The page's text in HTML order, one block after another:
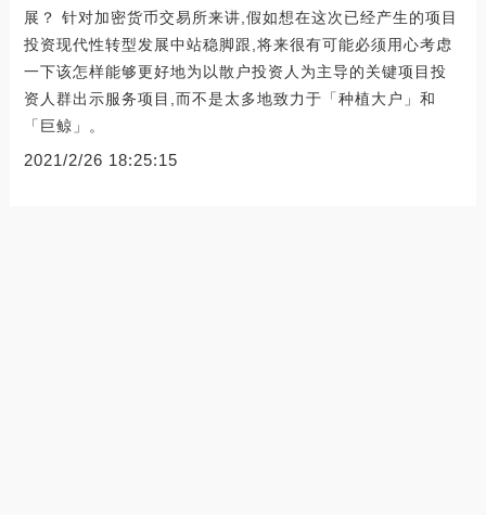
展？ 针对加密货币交易所来讲,假如想在这次已经产生的项目
投资现代性转型发展中站稳脚跟,将来很有可能必须用心考虑
一下该怎样能够更好地为以散户投资人为主导的关键项目投
资人群出示服务项目,而不是太多地致力于「种植大户」和
「巨鲸」。
2021/2/26 18:25:15